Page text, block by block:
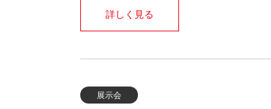
詳しく見る
展示会